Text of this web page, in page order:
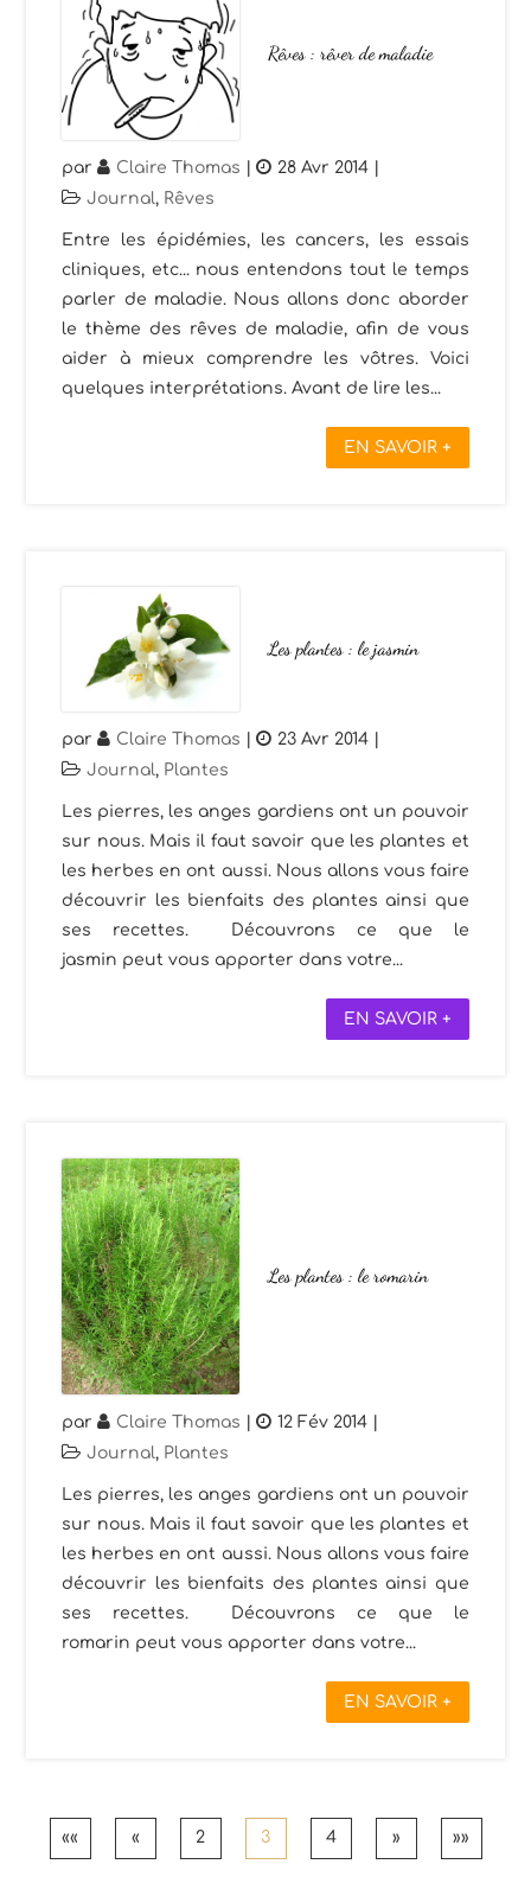
Rêves : rêver de maladie
par Claire Thomas | 28 Avr 2014
Journal, Rêves
Entre les épidémies, les cancers, les essais
cliniques, etc... nous entendons tout le temps
parler de maladie. Nous allons donc aborder
le thème des rêves de maladie, afin de vous
aider à mieux comprendre les vôtres. Voici
quelques interprétations. Avant de lire les...
EN SAVOIR +
Les plantes : le jasmin
par Claire Thomas | 23 Avr 2014 |
Journal, Plantes
Les pierres, les anges gardiens ont un pouvoir
sur nous. Mais il faut savoir que les plantes et
les herbes en ont aussi. Nous allons vous faire
découvrir les bienfaits des plantes ainsi que
ses recettes. Découvrons ce que le
jasmin peut vous apporter dans votre...
EN SAVOIR +
Les plantes : le romarin
par Claire Thomas | 12 Fév 2014
Journal, Plantes
Les pierres, les anges gardiens ont un pouvoir
sur nous. Mais il faut savoir que les plantes et
les herbes en ont aussi. Nous allons vous faire
découvrir les bienfaits des plantes ainsi que
ses recettes. Découvrons ce que le
romarin peut vous apporter dans votre...
EN SAVOIR +
«« « 2 3 4 » »»